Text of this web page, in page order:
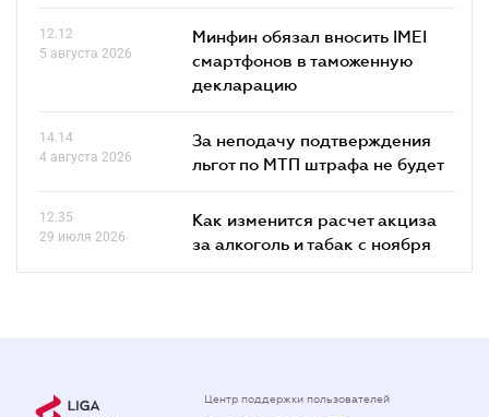
12.12
5 августа 2026
Минфин обязал вносить IMEI
смартфонов в таможенную
декларацию
14.14
4 августа 2026
За неподачу подтверждения
льгот по МТП штрафа не будет
12.35
29 июля 2026
Как изменится расчет акциза
за алкоголь и табак с ноября
Центр поддержки пользователей